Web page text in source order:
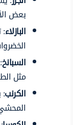
بعض
البازلاء:
السبانخ
مثل
الكرنب: